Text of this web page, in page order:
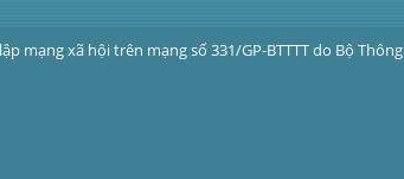
mạng xã hội trên mạng số 331/GP-BTTTT do Bộ